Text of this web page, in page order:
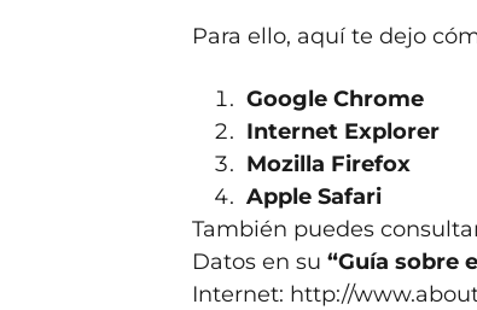
Para ello, aquí te dejo
Google Chrome
Internet Explorer
Mozilla Firefox
Apple Safari
También puedes
Datos en su “Guía sobre
Internet: http://